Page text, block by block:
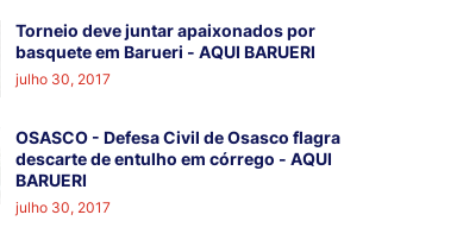
Torneio deve juntar apaixonados por
basquete em Barueri - AQUI BARUERI
julho 30, 2017
OSASCO - Defesa Civil de Osasco flagra
descarte de entulho em córrego - AQUI
BARUERI
julho 30, 2017